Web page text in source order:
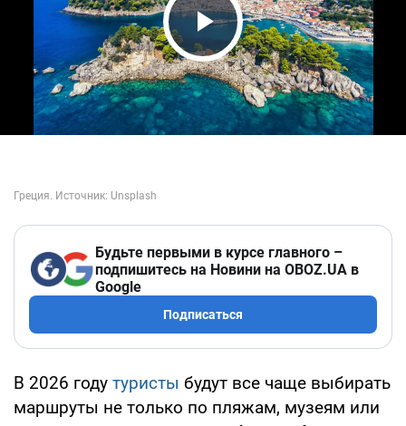
Play Video
Будьте первыми в курсе главного –
подпишитесь на Новини на OBOZ.UA в
Google
Подписаться
В 2026 году туристы будут все чаще выбирать
маршруты не только по пляжам, музеям или